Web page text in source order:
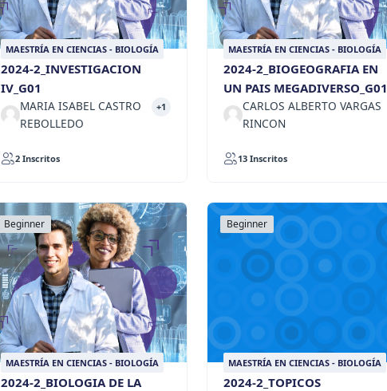
MAESTRÍA EN CIENCIAS - BIOLOGÍA
2024-2_INVESTIGACION
IV_G01
MARIA ISABEL CASTRO
REBOLLEDO
+1
2 Inscritos
MAESTRÍA EN CIENCIAS - BIOLOGÍA
2024-2_BIOGEOGRAFIA EN
UN PAIS MEGADIVERSO_G01
CARLOS ALBERTO VARGAS
RINCON
13 Inscritos
Beginner
MAESTRÍA EN CIENCIAS - BIOLOGÍA
2024-2_BIOLOGIA DE LA
Beginner
MAESTRÍA EN CIENCIAS - BIOLOGÍA
2024-2_TOPICOS